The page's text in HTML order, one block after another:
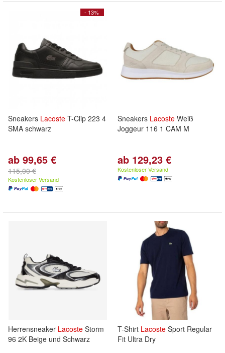
- 13%
Sneakers Lacoste T-Clip 223 4
SMA schwarz
ab 99,65 €
115,00 €
Kostenloser Versand
Sneakers Lacoste Weiß
Joggeur 116 1 CAM M
ab 129,23 €
Kostenloser Versand
Herrensneaker Lacoste Storm
96 2K Beige und Schwarz
T-Shirt Lacoste Sport Regular
Fit Ultra Dry